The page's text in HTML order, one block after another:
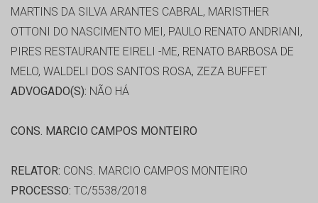
MARTINS DA SILVA ARANTES CABRAL, MARISTHER
OTTONI DO NASCIMENTO MEI, PAULO RENATO ANDRIANI,
PIRES RESTAURANTE EIRELI -ME, RENATO BARBOSA DE
MELO, WALDELI DOS SANTOS ROSA, ZEZA BUFFET
ADVOGADO(S): NÃO HÁ
CONS. MARCIO CAMPOS MONTEIRO
RELATOR: CONS. MARCIO CAMPOS MONTEIRO
PROCESSO: TC/5538/2018